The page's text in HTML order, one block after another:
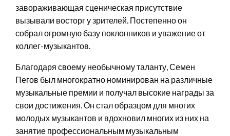
завораживающая сценическая присутствие
вызывали восторг у зрителей. Постепенно он
собрал огромную базу поклонников и уважение от
коллег-музыкантов.
Благодаря своему необычному таланту, Семен
Пегов был многократно номинирован на различные
музыкальные премии и получал высокие награды за
свои достижения. Он стал образцом для многих
молодых музыкантов и вдохновил многих из них на
занятие профессиональным музыкальным